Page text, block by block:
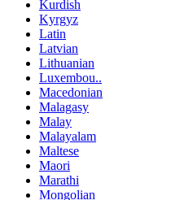
Kurdish
Kyrgyz
Latin
Latvian
Lithuanian
Luxembou..
Macedonian
Malagasy
Malay
Malayalam
Maltese
Maori
Marathi
Mongolian